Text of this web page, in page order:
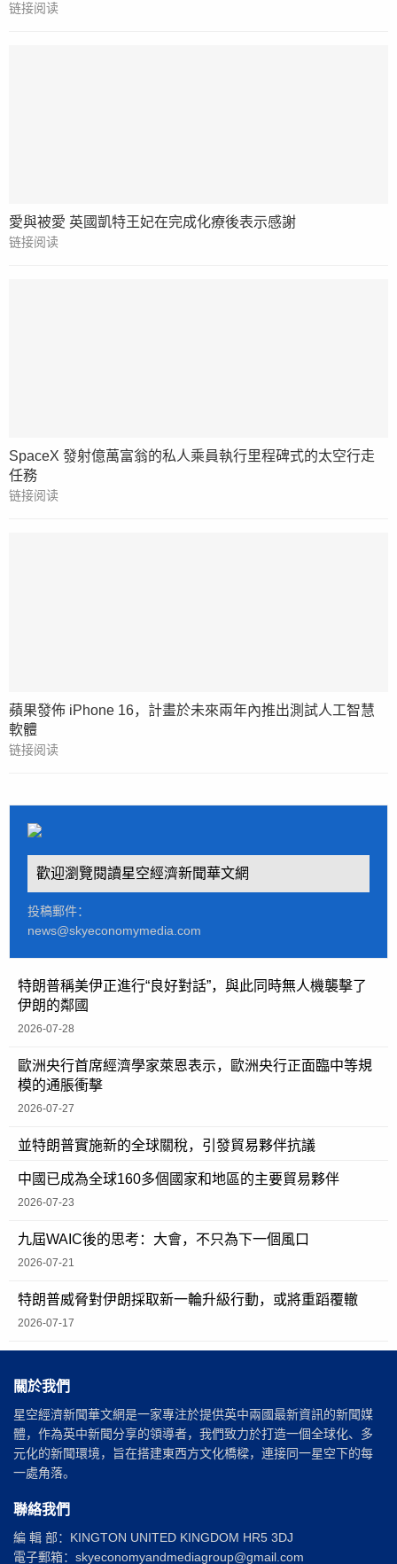
链接阅读
愛與被愛 英國凱特王妃在完成化療後表示感謝
链接阅读
SpaceX 發射億萬富翁的私人乘員執行里程碑式的太空行走
任務
链接阅读
蘋果發佈 iPhone 16，計畫於未來兩年內推出測試人工智慧
軟體
链接阅读
歡迎瀏覽閱讀星空經濟新聞華文網
投稿郵件：
news@skyeconomymedia.com
特朗普稱美伊正進行“良好對話”，與此同時無人機襲擊了
伊朗的鄰國
2026-07-28
歐洲央行首席經濟學家萊恩表示，歐洲央行正面臨中等規
模的通脹衝擊
2026-07-27
並特朗普實施新的全球關稅，引發貿易夥伴抗議
中國已成為全球160多個國家和地區的主要貿易夥伴
2026-07-23
九屆WAIC後的思考：大會，不只為下一個風口
2026-07-21
特朗普威脅對伊朗採取新一輪升級行動，或將重蹈覆轍
2026-07-17
關於我們
星空經濟新聞華文網是一家專注於提供英中兩國最新資訊的新聞媒
體，作為英中新聞分享的領導者，我們致力於打造一個全球化、多
元化的新聞環境，旨在搭建東西方文化橋樑，連接同一星空下的每
一處角落。
聯絡我們
編 輯 部：KINGTON UNITED KINGDOM HR5 3DJ
電子郵箱：skyeconomyandmediagroup@gmail.com